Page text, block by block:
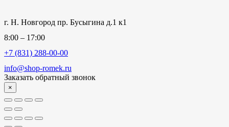
г. Н. Новгород пр. Бусыгина д.1 к1
8:00 – 17:00
+7 (831) 288-00-00
info@shop-romek.ru
Заказать обратный звонок
×